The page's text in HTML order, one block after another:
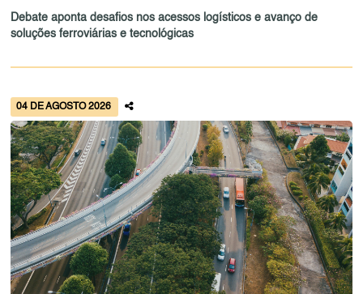
Debate aponta desafios nos acessos logísticos e avanço de
soluções ferroviárias e tecnológicas
04 DE AGOSTO 2026